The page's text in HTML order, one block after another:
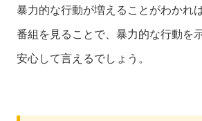
暴力的な行動が増えることがわかれ
番組を見ることで、暴力的な行動を
安心して言えるでしょう。